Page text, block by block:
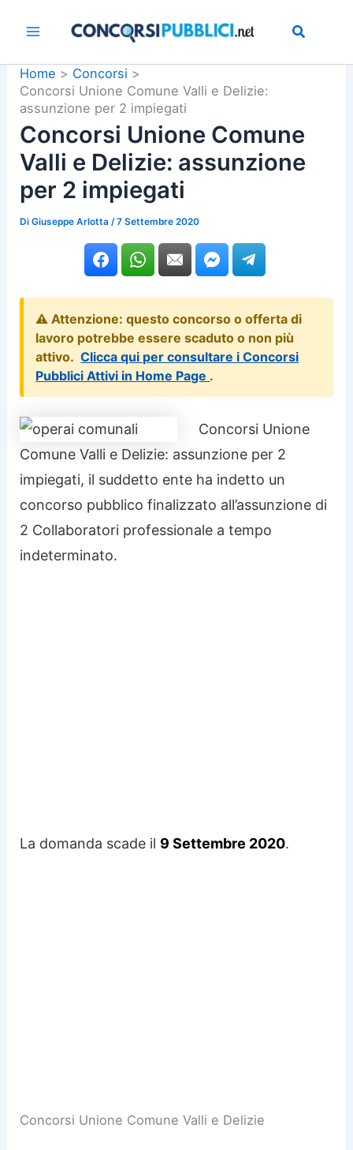
Home
Concorsi
Concorsi Unione Comune Valli e Delizie:
assunzione per 2 impiegati
Concorsi Unione Comune
Valli e Delizie: assunzione
per 2 impiegati
DiGiuseppe Arlotta /7 Settembre 2020
⚠️ Attenzione: questo concorso o offerta di
lavoro potrebbe essere scaduto o non più
attivo. Clicca qui per consultare i Concorsi
Pubblici Attivi in Home Page .
Concorsi Unione
Comune Valli e Delizie: assunzione per 2
impiegati, il suddetto ente ha indetto un
concorso pubblico finalizzato all’assunzione di
2 Collaboratori professionale a tempo
indeterminato.
La domanda scade il 9 Settembre 2020.
Concorsi Unione Comune Valli e Delizie